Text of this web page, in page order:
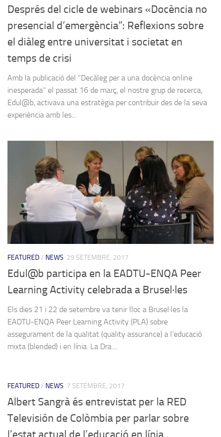
Després del cicle de webinars «Docència no
presencial d’emergència”: Reflexions sobre
el diàleg entre universitat i societat en
temps de crisi
Amb la publicació del “Decàleg per a una docència online
inesperada” el passat 16 de març, el nostre grup de recerca,
Edul@b, activava una estratègia per contribuir des de la seva
experiència amb les...
FEATURED/ NEWS 29 SETEMBRE, 2017
Edul@b participa en la EADTU-ENQA Peer
Learning Activity celebrada a Brusel·les
Els dies 21 i 22 de setembre va tenir lloc a Brusel·les la
EADTU-ENQA Peer Learning Activity (PLA) sobre
assegurament de la qualitat (quality assurance) a l’educació
mixta (blended) i en línia. La Dra....
FEATURED/ NEWS 7 SETEMBRE, 2017
Albert Sangrà és entrevistat per la RED
Televisión de Colòmbia per parlar sobre